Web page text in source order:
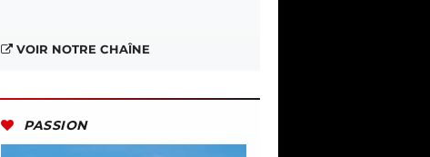
VOIR NOTRE CHAÎNE
PASSION